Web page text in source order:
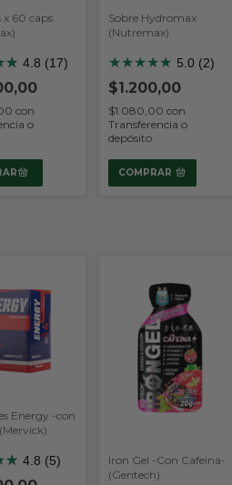
x 60 caps
★
★ 4.8 (17)
con
o
Sobre Hydromax
(Nutremax)
★★★★★ 5.0 (2)
$1.200,00
$1.080,00 con
Transferencia o
depósito
COMPRAR
Energy -con
★
★ 4.8 (5)
Iron Gel -Con Cafeina-
(Gentech)